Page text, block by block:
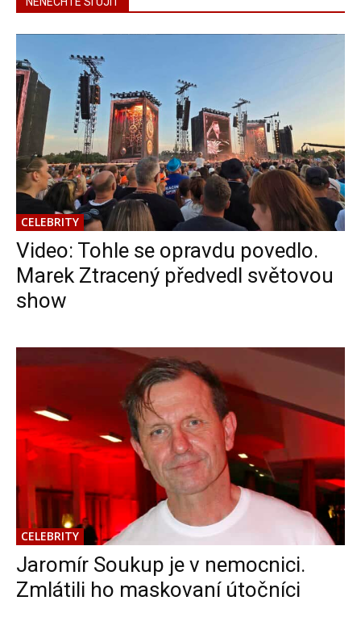
CELEBRITY
Video: Tohle se opravdu povedlo.
Marek Ztracený předvedl světovou
show
CELEBRITY
Jaromír Soukup je v nemocnici.
Zmlátili ho maskovaní útočníci